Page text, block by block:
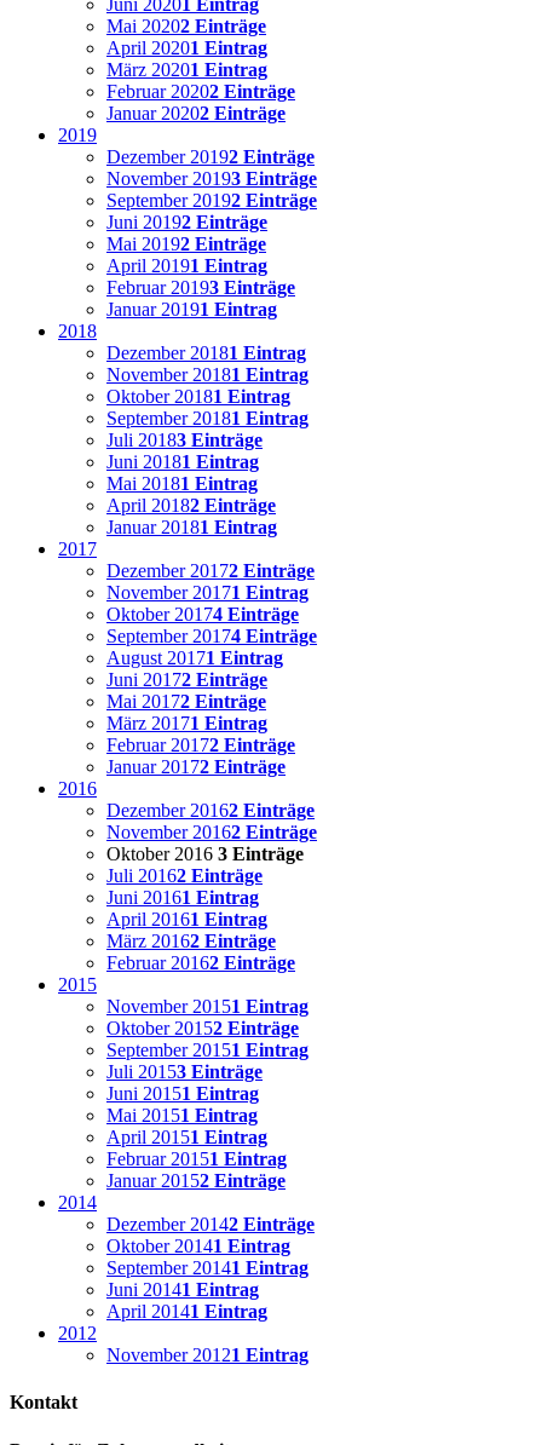
Juni 20201 Eintrag
Mai 20202 Einträge
April 20201 Eintrag
März 20201 Eintrag
Februar 20202 Einträge
Januar 20202 Einträge
2019
Dezember 20192 Einträge
November 20193 Einträge
September 20192 Einträge
Juni 20192 Einträge
Mai 20192 Einträge
April 20191 Eintrag
Februar 20193 Einträge
Januar 20191 Eintrag
2018
Dezember 20181 Eintrag
November 20181 Eintrag
Oktober 20181 Eintrag
September 20181 Eintrag
Juli 20183 Einträge
Juni 20181 Eintrag
Mai 20181 Eintrag
April 20182 Einträge
Januar 20181 Eintrag
2017
Dezember 20172 Einträge
November 20171 Eintrag
Oktober 20174 Einträge
September 20174 Einträge
August 20171 Eintrag
Juni 20172 Einträge
Mai 20172 Einträge
März 20171 Eintrag
Februar 20172 Einträge
Januar 20172 Einträge
2016
Dezember 20162 Einträge
November 20162 Einträge
Oktober 2016 3 Einträge
Juli 20162 Einträge
Juni 20161 Eintrag
April 20161 Eintrag
März 20162 Einträge
Februar 20162 Einträge
2015
November 20151 Eintrag
Oktober 20152 Einträge
September 20151 Eintrag
Juli 20153 Einträge
Juni 20151 Eintrag
Mai 20151 Eintrag
April 20151 Eintrag
Februar 20151 Eintrag
Januar 20152 Einträge
2014
Dezember 20142 Einträge
Oktober 20141 Eintrag
September 20141 Eintrag
Juni 20141 Eintrag
April 20141 Eintrag
2012
November 20121 Eintrag
Kontakt